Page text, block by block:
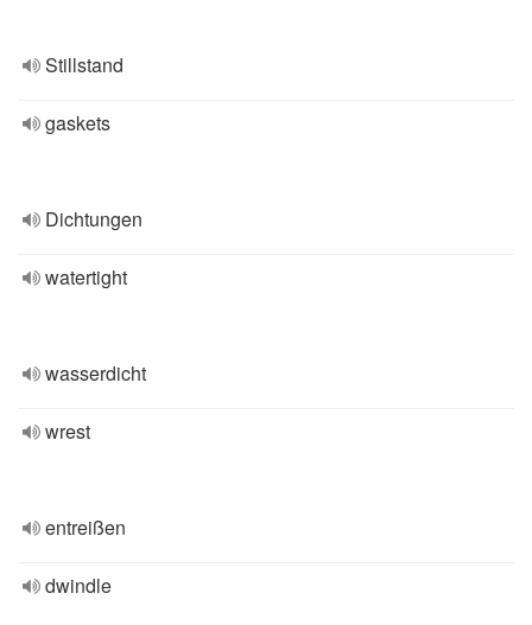
Stillstand
gaskets
Dichtungen
watertight
wasserdicht
wrest
entreißen
dwindle